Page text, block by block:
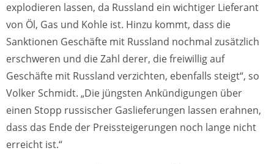
explodieren lassen, da Russland ein wichtiger Lieferant
von Öl, Gas und Kohle ist. Hinzu kommt, dass die
Sanktionen Geschäfte mit Russland nochmal zusätzlich
erschweren und die Zahl derer, die freiwillig auf
Geschäfte mit Russland verzichten, ebenfalls steigt“, so
Volker Schmidt. „Die jüngsten Ankündigungen über
einen Stopp russischer Gaslieferungen lassen erahnen,
dass das Ende der Preissteigerungen noch lange nicht
erreicht ist.“